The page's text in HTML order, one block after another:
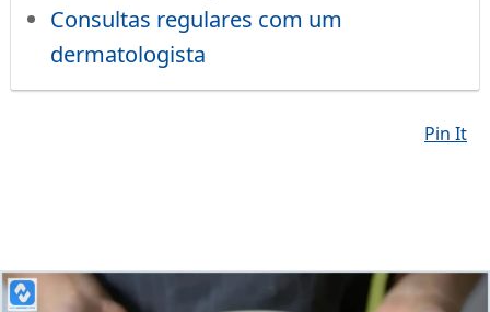
Consultas regulares com um
dermatologista
Pin It